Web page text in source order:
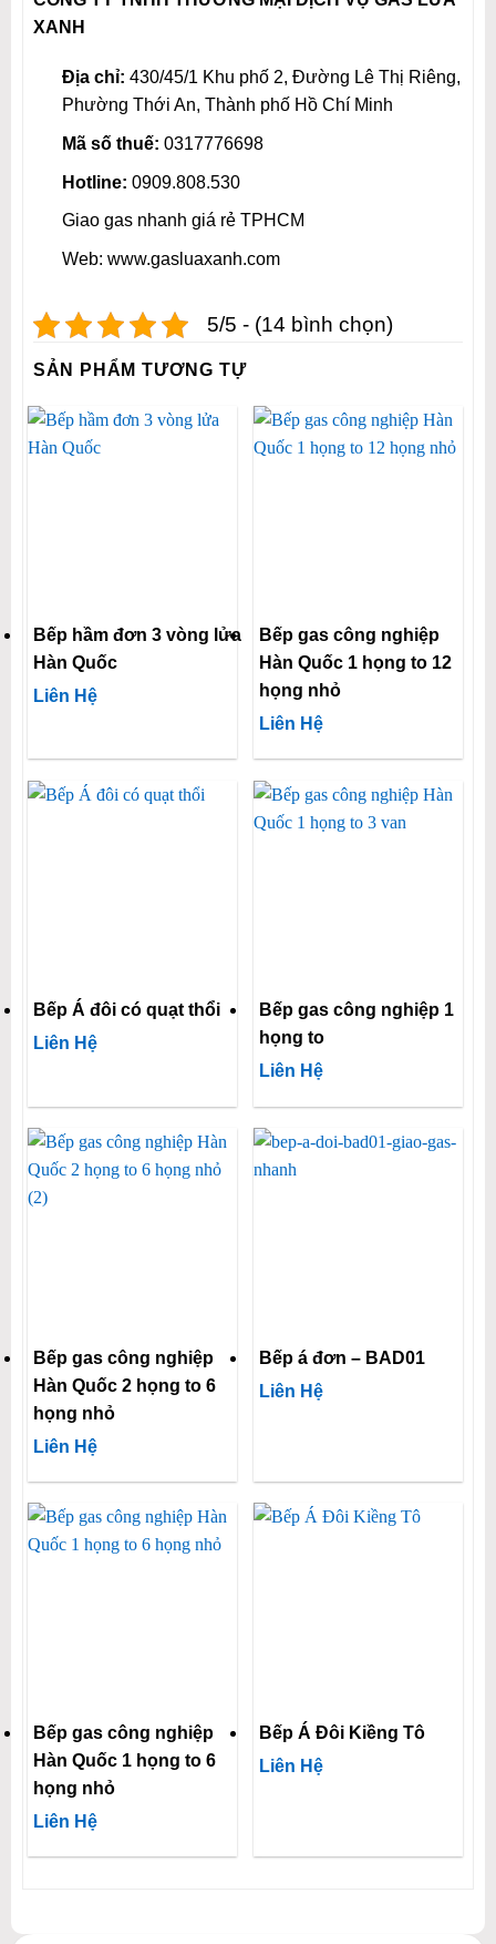
XANH
Địa chỉ: 430/45/1 Khu phố 2, Đường Lê Thị Riêng,
Phường Thới An, Thành phố Hồ Chí Minh
Mã số thuế: 0317776698
Hotline: 0909.808.530
Giao gas nhanh giá rẻ TPHCM
Web: www.gasluaxanh.com
5/5 - (14 bình chọn)
SẢN PHẨM TƯƠNG TỰ
Bếp hầm đơn 3 vòng lửa
Hàn Quốc
Liên Hệ
Bếp gas công nghiệp
Hàn Quốc 1 họng to 12
họng nhỏ
Liên Hệ
Bếp Á đôi có quạt thổi
Liên Hệ
Bếp gas công nghiệp 1
họng to
Liên Hệ
Bếp gas công nghiệp
Hàn Quốc 2 họng to 6
họng nhỏ
Liên Hệ
Bếp á đơn – BAD01
Liên Hệ
Bếp gas công nghiệp
Hàn Quốc 1 họng to 6
họng nhỏ
Liên Hệ
Bếp Á Đôi Kiềng Tô
Liên Hệ